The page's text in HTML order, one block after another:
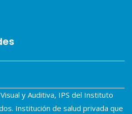
y Auditiva, IPS del Instituto
Institución de salud privada que